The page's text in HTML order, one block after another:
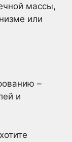
массы,
или
–
и